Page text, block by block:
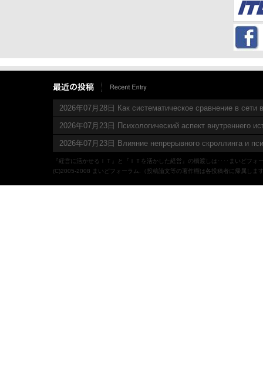
2026年07月28日 Как систематическое сравнение в сети
2026年07月23日 Психологический аспект внутреннего
2026年07月23日 Влияние непрерывного скроллинга и
『経営に活かせるＩＴ』と『ＩＴを活かした経営』の橋渡しは‥‥まいどフォ
(C)2005-2008 まいどフォーラム.（投稿論文等の著作権は各投稿者に帰属しま